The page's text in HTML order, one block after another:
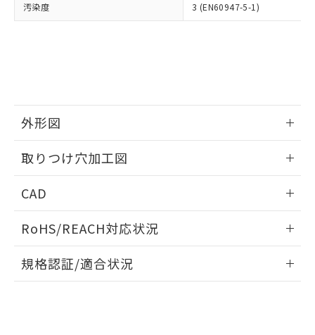
汚染度 3 (EN60947-5-1)
外形図
取りつけ穴加工図
CAD
ドすることができます。
ログイン/会員登録
RoHS/REACH対応状況
EU RoHS 注意事項・凡例
規格認証/適合状況
お客様が当ウェブサイト上で当社にご
指します。
※3 非含有証明書ダウンロード
51物質の非含有証明書（当社基準）
※本証明書は発行日時点で非含有を証明す
るもので、過去に遡って非含有を証明する
ものではありません。
また、RoHS指令のフタル酸エステル類４
欄に対応日を記載しておりました。
既に当社にて対応品への在庫切替を完了
していることから、特段のことがない限
り、2022年1月12日より割愛しておりま
す。